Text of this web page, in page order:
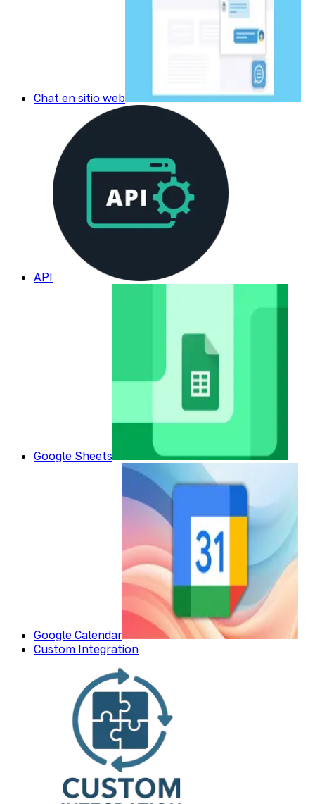
Chat en sitio web
API
Google Sheets
Google Calendar
Custom Integration